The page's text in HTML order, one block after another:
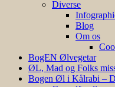
Diverse
Blog
Om os
BogEN Ølvegetar
ØL, Mad og Folks
Bogen Øl i Kålrabi –